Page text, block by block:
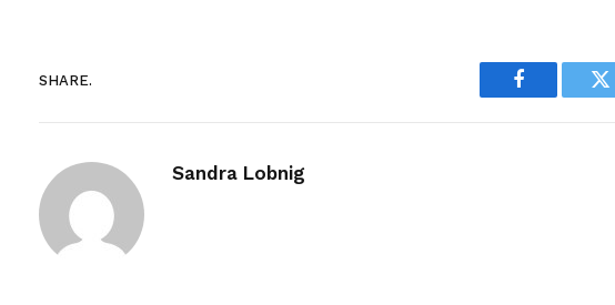
SHARE.
Facebook
Sandra Lobnig